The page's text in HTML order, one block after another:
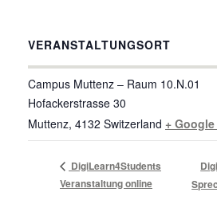
VERANSTALTUNGSORT
Campus Muttenz – Raum 10.N.01
Hofackerstrasse 30
Muttenz, 4132 Switzerland +
DigiLearn4Students
Veranstaltung online